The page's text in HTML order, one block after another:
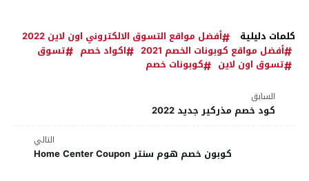
كلمات دليلية
أفضل مواقع التسوق الالكتروني اون لاين 2022
أفضل مواقع كوبونات الخصم 2021
اكواد خصم
تسوق
تسوق اون لاين
كوبونات خصم
السابق
كود خصم مذركير جديد 2022
التالي
كوبون خصم هوم سنتر Home Center Coupon